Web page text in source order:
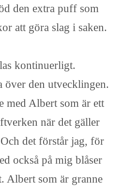
den extra puff som
att göra slag i saken.
kontinuerligt.
över den utvecklingen.
med Albert som är ett
när det gäller
det förstår jag, för
också på mig blåser
Albert som är granne